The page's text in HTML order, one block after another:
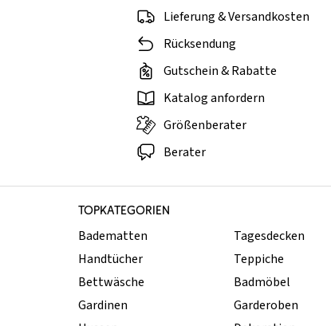
Lieferung & Versandkosten
Rücksendung
Gutschein & Rabatte
Katalog anfordern
Größenberater
Berater
TOPKATEGORIEN
Badematten
Handtücher
Bettwäsche
Gardinen
Tagesdecken
Teppiche
Badmöbel
Garderoben